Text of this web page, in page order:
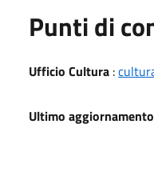
Punti di
Ufficio Cultura :
Ultimo aggiornamento